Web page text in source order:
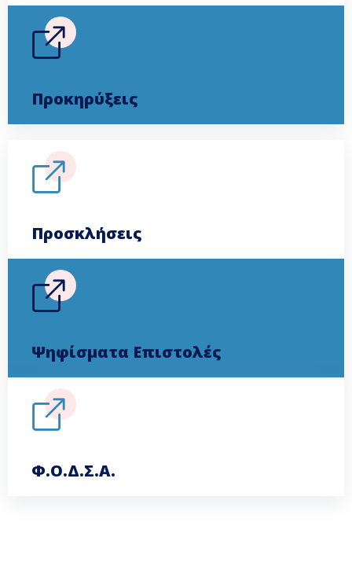
Προσκλήσεις
Ψηφίσματα Επιστολές
Φ.Ο.Δ.Σ.Α.